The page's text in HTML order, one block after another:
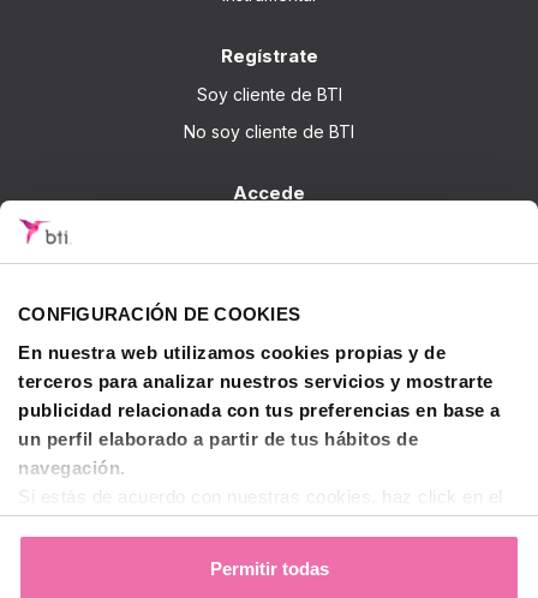
CONFIGURACIÓN DE COOKIES
En nuestra web utilizamos cookies propias y de
terceros para analizar nuestros servicios y mostrarte
publicidad relacionada con tus preferencias en base a
un perfil elaborado a partir de tus hábitos de
navegación.
Si estás de acuerdo con nuestras cookies, haz click en el
Permitir todas
Regístrate
Soy cliente de BTI
No soy cliente de BTI
Accede
Investigación
Formación - BTI Training Center